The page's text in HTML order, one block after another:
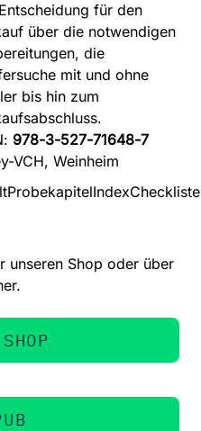
für den
über die notwendigen
die
mit und ohne
bis hin zum
978-3-527-71648-7
VCH, Weinheim
ProbekapitelIndex
unseren Shop oder über